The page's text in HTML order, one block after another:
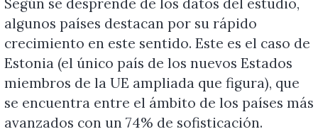
Según se desprende de los datos del estudio,
algunos países destacan por su rápido
crecimiento en este sentido. Este es el caso de
Estonia (el único país de los nuevos Estados
miembros de la UE ampliada que figura), que
se encuentra entre el ámbito de los países más
avanzados con un 74% de sofisticación.